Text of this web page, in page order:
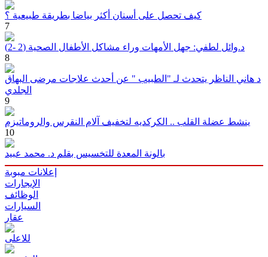
كيف تحصل على أسنان أكثر بياضا بطريقة طبيعية ؟
7
د.وائل لطفي: جهل الأمهات وراء مشاكل الأطفال الصحية (2 -2)
8
د هاني الناظر يتحدث لـ "الطبيب " عن أحدث علاجات مرضى البهاق
الجلدي
9
ينشط عضلة القلب .. الكركديه لتخفيف آلام النقرس والروماتيزم
10
بالونة المعدة للتخسيس بقلم د. محمد عبيد
إعلانات مبوبة
الإيجارات
الوظائف
السيارات
عقار
للاعلى